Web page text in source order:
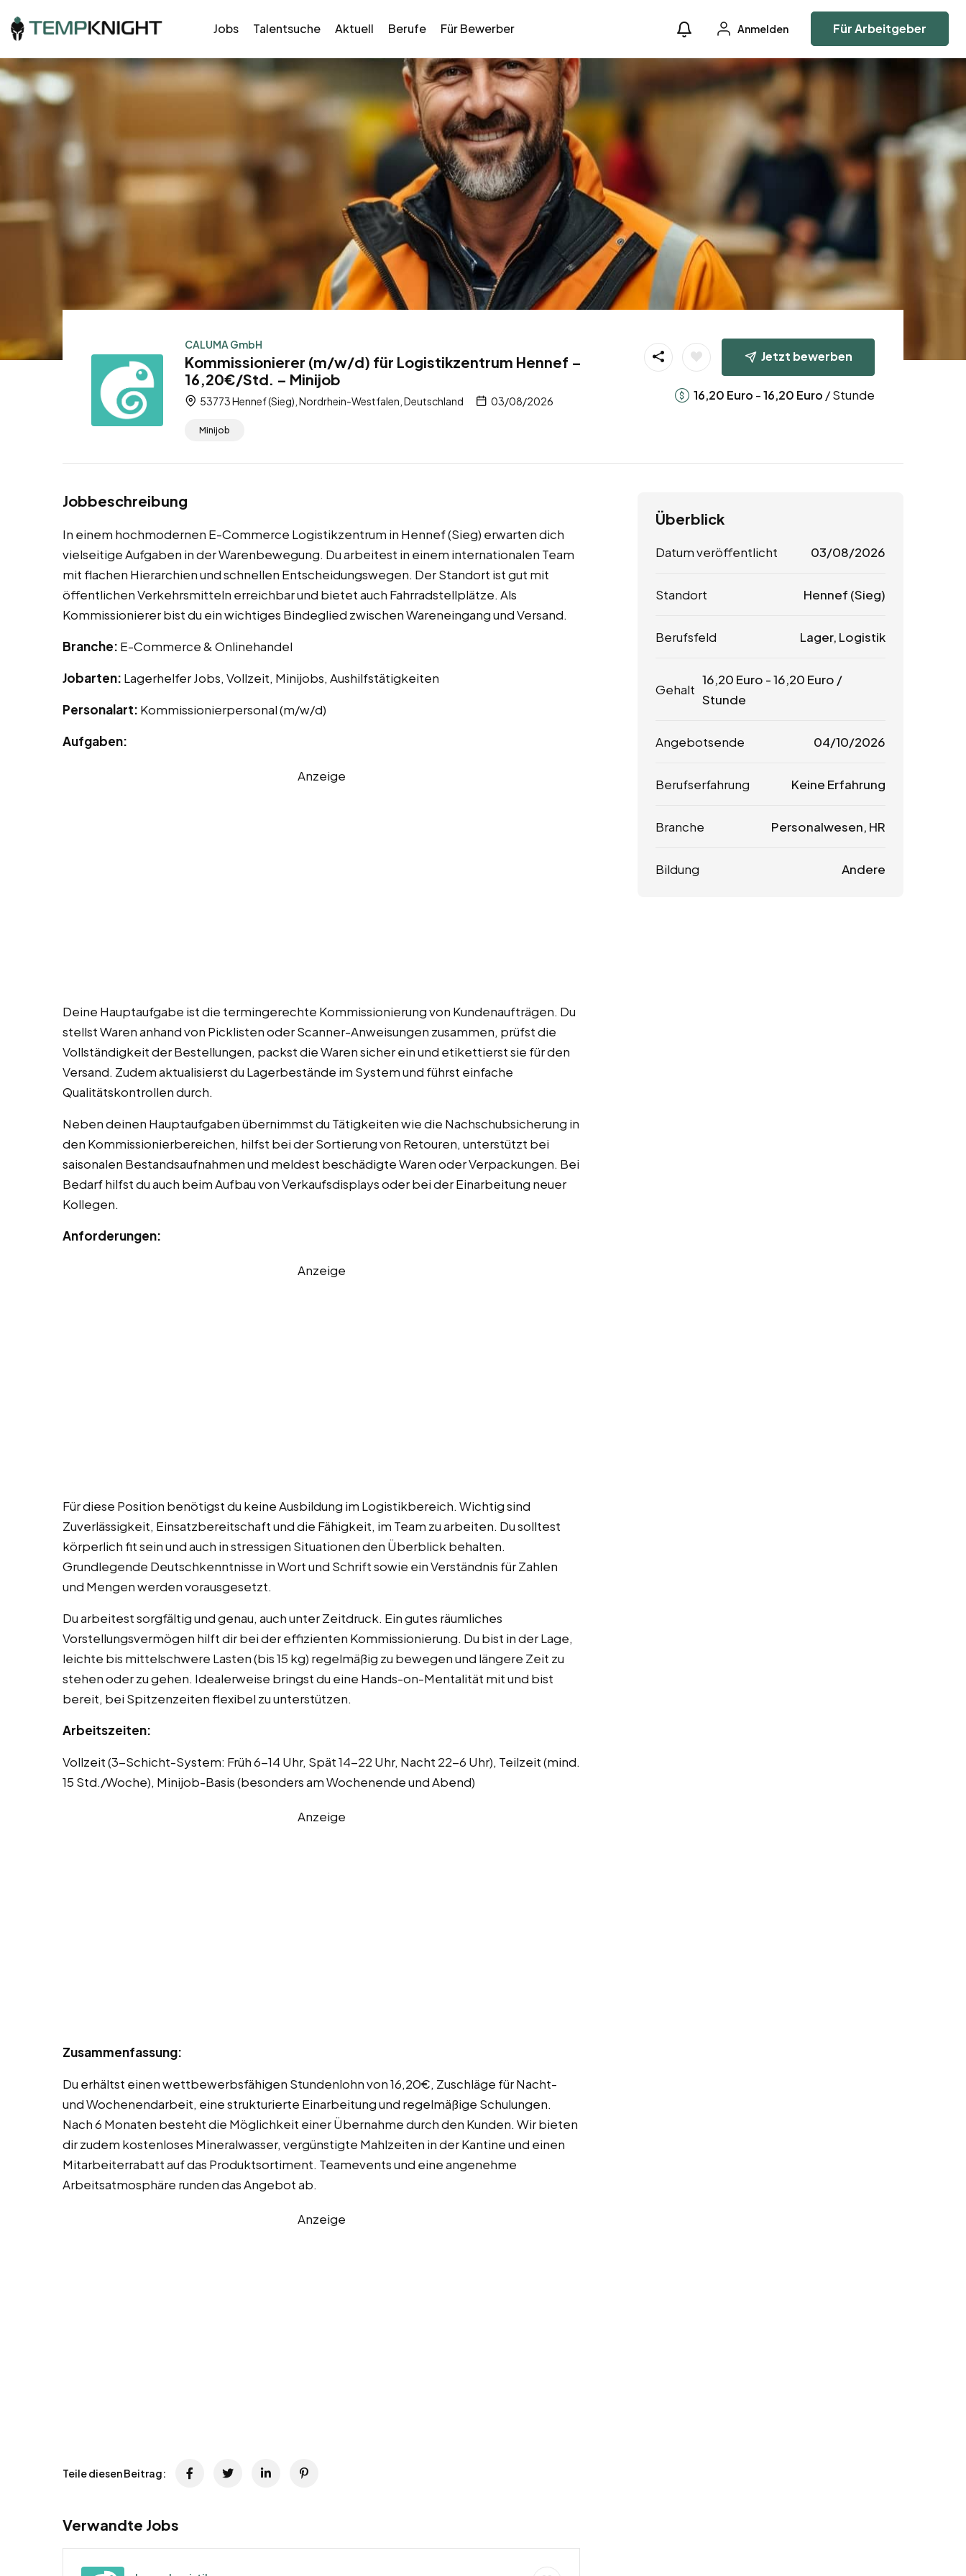
Jobs Talentsuche Aktuell Berufe Für Bewerber Anmelden Für Arbeitgeber
CALUMA GmbH
Kommissionierer (m/w/d) für Logistikzentrum Hennef –
16,20€/Std. – Minijob
53773 Hennef (Sieg), Nordrhein-Westfalen, Deutschland 03/08/2026
Minijob
Jetzt bewerben
16,20 Euro -16,20 Euro / Stunde
Jobbeschreibung
In einem hochmodernen E-Commerce Logistikzentrum in Hennef (Sieg) erwarten dich
vielseitige Aufgaben in der Warenbewegung. Du arbeitest in einem internationalen Team
mit flachen Hierarchien und schnellen Entscheidungswegen. Der Standort ist gut mit
öffentlichen Verkehrsmitteln erreichbar und bietet auch Fahrradstellplätze. Als
Kommissionierer bist du ein wichtiges Bindeglied zwischen Wareneingang und Versand.
Branche: E-Commerce & Onlinehandel
Jobarten: Lagerhelfer Jobs, Vollzeit, Minijobs, Aushilfstätigkeiten
Personalart: Kommissionierpersonal (m/w/d)
Aufgaben:
Anzeige
Deine Hauptaufgabe ist die termingerechte Kommissionierung von Kundenaufträgen. Du
stellst Waren anhand von Picklisten oder Scanner-Anweisungen zusammen, prüfst die
Vollständigkeit der Bestellungen, packst die Waren sicher ein und etikettierst sie für den
Versand. Zudem aktualisierst du Lagerbestände im System und führst einfache
Qualitätskontrollen durch.
Neben deinen Hauptaufgaben übernimmst du Tätigkeiten wie die Nachschubsicherung in
den Kommissionierbereichen, hilfst bei der Sortierung von Retouren, unterstützt bei
saisonalen Bestandsaufnahmen und meldest beschädigte Waren oder Verpackungen. Bei
Bedarf hilfst du auch beim Aufbau von Verkaufsdisplays oder bei der Einarbeitung neuer
Kollegen.
Anforderungen:
Anzeige
Für diese Position benötigst du keine Ausbildung im Logistikbereich. Wichtig sind
Zuverlässigkeit, Einsatzbereitschaft und die Fähigkeit, im Team zu arbeiten. Du solltest
körperlich fit sein und auch in stressigen Situationen den Überblick behalten.
Grundlegende Deutschkenntnisse in Wort und Schrift sowie ein Verständnis für Zahlen
und Mengen werden vorausgesetzt.
Du arbeitest sorgfältig und genau, auch unter Zeitdruck. Ein gutes räumliches
Vorstellungsvermögen hilft dir bei der effizienten Kommissionierung. Du bist in der Lage,
leichte bis mittelschwere Lasten (bis 15 kg) regelmäßig zu bewegen und längere Zeit zu
stehen oder zu gehen. Idealerweise bringst du eine Hands-on-Mentalität mit und bist
bereit, bei Spitzenzeiten flexibel zu unterstützen.
Arbeitszeiten:
Vollzeit (3-Schicht-System: Früh 6-14 Uhr, Spät 14-22 Uhr, Nacht 22-6 Uhr), Teilzeit (mind.
15 Std./Woche), Minijob-Basis (besonders am Wochenende und Abend)
Anzeige
Zusammenfassung:
Du erhältst einen wettbewerbsfähigen Stundenlohn von 16,20€, Zuschläge für Nacht-
und Wochenendarbeit, eine strukturierte Einarbeitung und regelmäßige Schulungen.
Nach 6 Monaten besteht die Möglichkeit einer Übernahme durch den Kunden. Wir bieten
dir zudem kostenloses Mineralwasser, vergünstigte Mahlzeiten in der Kantine und einen
Mitarbeiterrabatt auf das Produktsortiment. Teamevents und eine angenehme
Arbeitsatmosphäre runden das Angebot ab.
Anzeige
Teile diesen Beitrag:
Verwandte Jobs
Überblick
Datum veröffentlicht 03/08/2026
Standort Hennef (Sieg)
Berufsfeld Lager, Logistik
Gehalt
16,20 Euro -16,20 Euro /
Stunde
Angebotsende 04/10/2026
Berufserfahrung Keine Erfahrung
Branche Personalwesen, HR
Bildung Andere